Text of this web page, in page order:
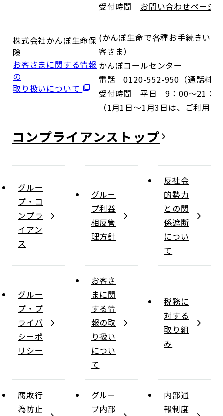
受付時間 お問い合わせページ
株式会社かんぽ生命保
険
お客さまに関する情報
の
取り扱いについて
(かんぽ生命で各種お手続きい
客さま）
かんぽコールセンター
電話 0120-552-950（通話料無
受付時間 平日 9：00～21：
（1月1日～1月3日は、ご利用
コンプライアンス
グルー
プ・コ
ンプラ
イアン
ス
グルー
プ利益
相反管
理方針
反社会
的勢力
との関
係遮断
につい
て
グルー
プ・プ
ライバ
シーポ
リシー
お客さ
まに関
する情
報の取
り扱い
につい
て
税務に
対する
取り組
み
腐敗行
為防止
グルー
プ内部
内部通
報制度